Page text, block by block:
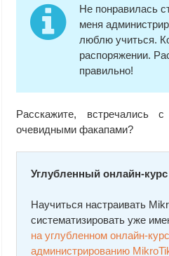
Не понравилась
меня
люблю учиться.
распоряжении.
правильно!
Расскажите, встречались
очевидными факапами?
Углубленный онлайн-
Научиться настраивать
систематизировать уже
на углубленном онлайн-
администрированию